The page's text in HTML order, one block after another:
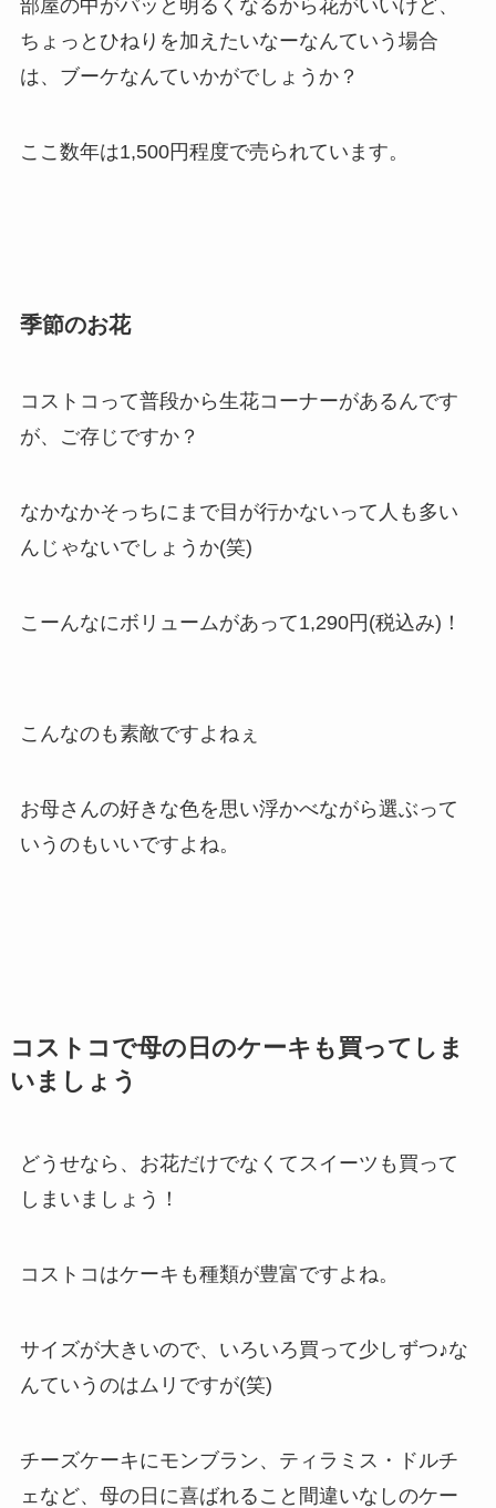
部屋の中がパッと明るくなるから花がいいけど、
ちょっとひねりを加えたいなーなんていう場合
は、ブーケなんていかがでしょうか？
ここ数年は1,500円程度で売られています。
季節のお花
コストコって普段から生花コーナーがあるんです
が、ご存じですか？
なかなかそっちにまで目が行かないって人も多い
んじゃないでしょうか(笑)
こーんなにボリュームがあって1,290円(税込み)！
こんなのも素敵ですよねぇ
お母さんの好きな色を思い浮かべながら選ぶって
いうのもいいですよね。
コストコで母の日のケーキも買ってしま
いましょう
どうせなら、お花だけでなくてスイーツも買って
しまいましょう！
コストコはケーキも種類が豊富ですよね。
サイズが大きいので、いろいろ買って少しずつ♪な
んていうのはムリですが(笑)
チーズケーキにモンブラン、ティラミス・ドルチ
ェなど、母の日に喜ばれること間違いなしのケー